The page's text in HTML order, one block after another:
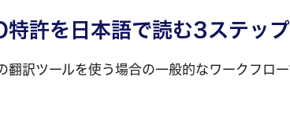
許を日本語で読む3ステップ
翻訳ツールを使う場合の一般的なワークフロ